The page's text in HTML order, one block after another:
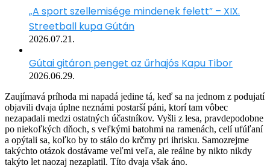
„A sport szellemisége mindenek felett” – XIX.
Streetball kupa Gútán
2026.07.21.
Gútai gitáron penget az űrhajós Kapu Tibor
2026.06.29.
Zaujímavá príhoda mi napadá jedine tá, keď sa na jednom z podujatí
objavili dvaja úplne neznámi postarší páni, ktorí tam vôbec
nezapadali medzi ostatných účastníkov. Vyšli z lesa, pravdepodobne
po niekoľkých dňoch, s veľkými batohmi na ramenách, celí ufúľaní
a opýtali sa, koľko by to stálo do krčmy pri ihrisku. Samozrejme
takýchto otázok dostávame veľmi veľa, ale reálne by nikto nikdy
takýto let naozaj nezaplatil. Títo dvaja však áno.